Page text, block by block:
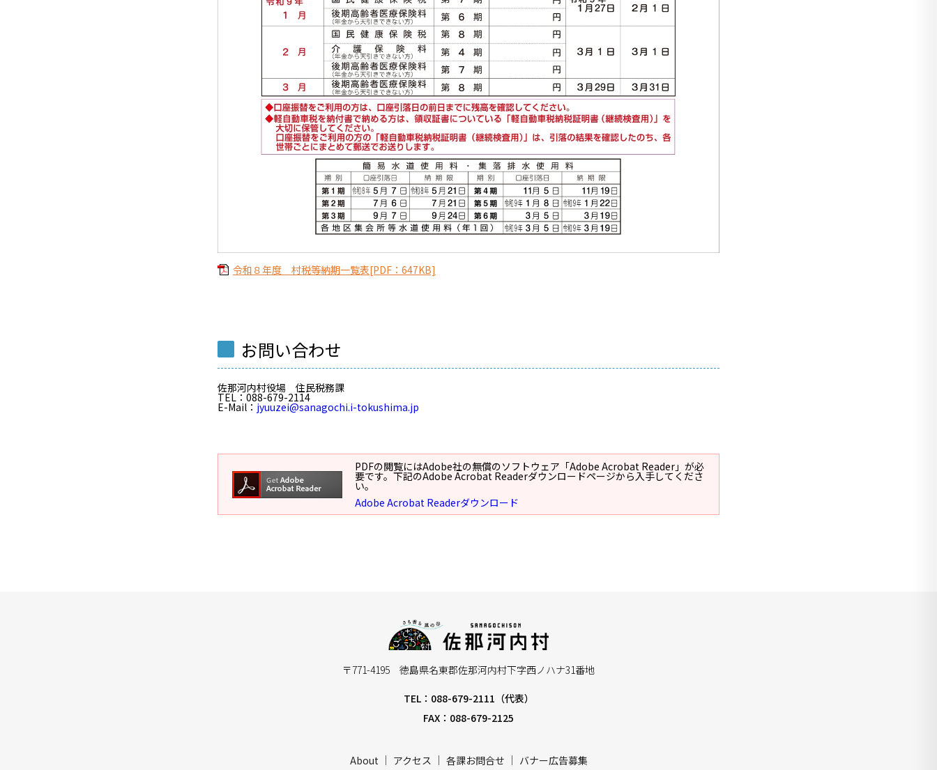
令和８年度 村税等納期一覧表[PDF：647KB]
お問い合わせ
佐那河内村役場 住民税務課
TEL：088-679-2114
E-Mail ： jyuuzei@sanagochi.i-tokushima.jp
PDFの閲覧にはAdobe社の無償のソフトウェア「Adobe Acrobat Reader」が必
要です。下記のAdobe Acrobat Readerダウンロードページから入手してくださ
い。
Adobe Acrobat Readerダウンロード
〒771-4195 徳島県名東郡佐那河内村下字西ノハナ31番地
TEL：088-679-2111（代表）
FAX：088-679-2125
About アクセス 各課お問合せ
バナー広告募集